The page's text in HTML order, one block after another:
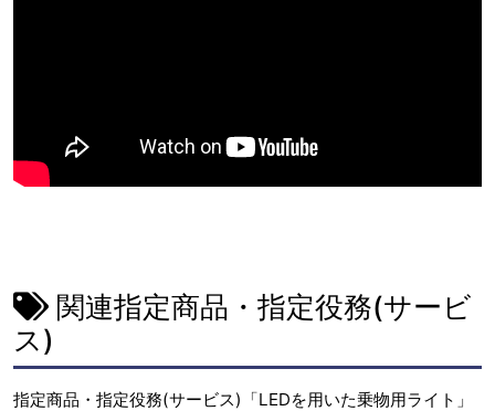
関連指定商品・指定役務(サービ
ス)
指定商品・指定役務(サービス)「LEDを用いた乗物用ライト」